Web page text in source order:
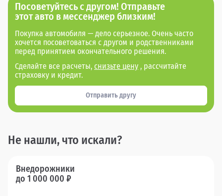
Посоветуйтесь с другом! Отправьте
этот авто в мессенджер близким!
Покупка автомобиля — дело серьезное. Очень часто
хочется посоветоваться с другом и родственниками
перед принятием окончательного решения.
Сделайте все расчеты, снизьте цену , рассчитайте
страховку и кредит.
Отправить другу
Не нашли, что искали?
Внедорожники
до 1 000 000 ₽